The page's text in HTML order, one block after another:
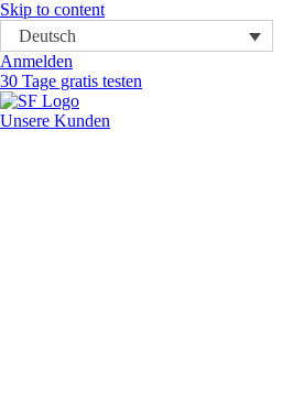
Skip to content
Deutsch
Anmelden
30 Tage gratis testen
Unsere Kunden